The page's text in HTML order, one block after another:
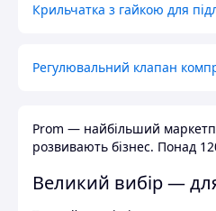
Крильчатка з гайкою для
Регулювальний клапан
Prom — найбільший
розвивають бізнес. Понад
Великий вибір —